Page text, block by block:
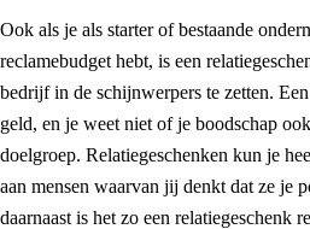
Ook als je als starter of bestaande
reclamebudget hebt, is een
bedrijf in de schijnwerpers te zetten.
geld, en je weet niet of je boodschap
doelgroep. Relatiegeschenken kun je
aan mensen waarvan jij denkt dat ze je
daarnaast is het zo een relatiegeschenk